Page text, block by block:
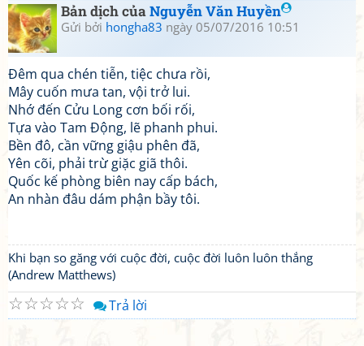
Bản dịch củaNguyễn Văn Huyền
Gửi bởi hongha83 ngày 05/07/2016 10:51
Đêm qua chén tiễn, tiệc chưa rồi,
Mây cuốn mưa tan, vội trở lui.
Nhớ đến Cửu Long cơn bối rối,
Tựa vào Tam Động, lẽ phanh phui.
Bền đô, cần vững giậu phên đã,
Yên cõi, phải trừ giặc giã thôi.
Quốc kế phòng biên nay cấp bách,
An nhàn đâu dám phận bầy tôi.
Khi bạn so găng với cuộc đời, cuộc đời luôn luôn thắng
(Andrew Matthews)
☆
☆
☆
☆
☆ Trả lời